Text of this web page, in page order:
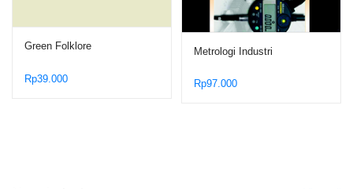
Green Folklore
Rp39.000
Metrologi Industri
Rp97.000